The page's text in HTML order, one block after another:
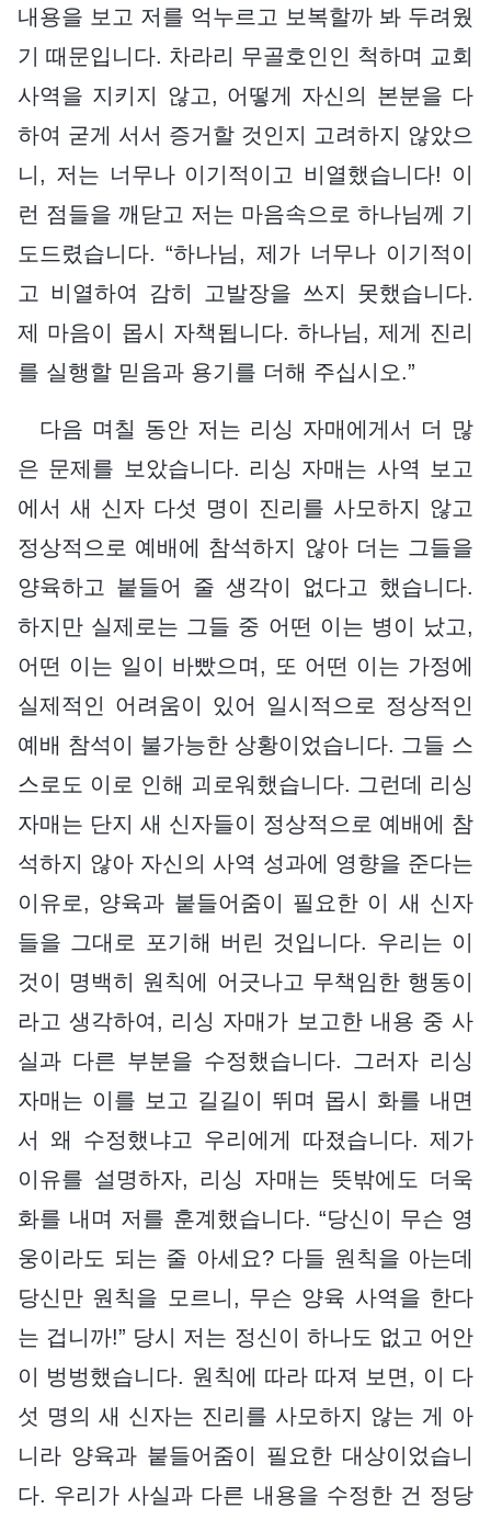
내용을 보고 저를 억누르고 보복할까 봐 두려웠
기 때문입니다. 차라리 무골호인인 척하며 교회
사역을 지키지 않고, 어떻게 자신의 본분을 다
하여 굳게 서서 증거할 것인지 고려하지 않았으
니, 저는 너무나 이기적이고 비열했습니다! 이
런 점들을 깨닫고 저는 마음속으로 하나님께 기
도드렸습니다. “하나님, 제가 너무나 이기적이
고 비열하여 감히 고발장을 쓰지 못했습니다.
제 마음이 몹시 자책됩니다. 하나님, 제게 진리
를 실행할 믿음과 용기를 더해 주십시오.”
다음 며칠 동안 저는 리싱 자매에게서 더 많
은 문제를 보았습니다. 리싱 자매는 사역 보고
에서 새 신자 다섯 명이 진리를 사모하지 않고
정상적으로 예배에 참석하지 않아 더는 그들을
양육하고 붙들어 줄 생각이 없다고 했습니다.
하지만 실제로는 그들 중 어떤 이는 병이 났고,
어떤 이는 일이 바빴으며, 또 어떤 이는 가정에
실제적인 어려움이 있어 일시적으로 정상적인
예배 참석이 불가능한 상황이었습니다. 그들 스
스로도 이로 인해 괴로워했습니다. 그런데 리싱
자매는 단지 새 신자들이 정상적으로 예배에 참
석하지 않아 자신의 사역 성과에 영향을 준다는
이유로, 양육과 붙들어줌이 필요한 이 새 신자
들을 그대로 포기해 버린 것입니다. 우리는 이
것이 명백히 원칙에 어긋나고 무책임한 행동이
라고 생각하여, 리싱 자매가 보고한 내용 중 사
실과 다른 부분을 수정했습니다. 그러자 리싱
자매는 이를 보고 길길이 뛰며 몹시 화를 내면
서 왜 수정했냐고 우리에게 따졌습니다. 제가
이유를 설명하자, 리싱 자매는 뜻밖에도 더욱
화를 내며 저를 훈계했습니다. “당신이 무슨 영
웅이라도 되는 줄 아세요? 다들 원칙을 아는데
당신만 원칙을 모르니, 무슨 양육 사역을 한다
는 겁니까!” 당시 저는 정신이 하나도 없고 어안
이 벙벙했습니다. 원칙에 따라 따져 보면, 이 다
섯 명의 새 신자는 진리를 사모하지 않는 게 아
니라 양육과 붙들어줌이 필요한 대상이었습니
다. 우리가 사실과 다른 내용을 수정한 건 정당